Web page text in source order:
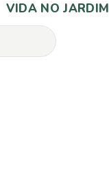
VIDA NO JARDIM